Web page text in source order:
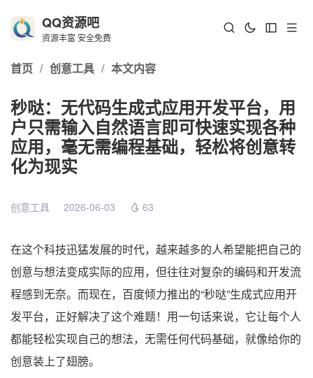
QQ资源吧
资源丰富 安全免费
首页 / 创意工具 / 本文内容
秒哒：无代码生成式应用开发平台，用
户只需输入自然语言即可快速实现各种
应用，毫无需编程基础，轻松将创意转
化为现实
创意工具 2026-06-03 63
在这个科技迅猛发展的时代，越来越多的人希望能把自己的
创意与想法变成实际的应用，但往往对复杂的编码和开发流
程感到无奈。而现在，百度倾力推出的“秒哒”生成式应用开
发平台，正好解决了这个难题！用一句话来说，它让每个人
都能轻松实现自己的想法，无需任何代码基础，就像给你的
创意装上了翅膀。